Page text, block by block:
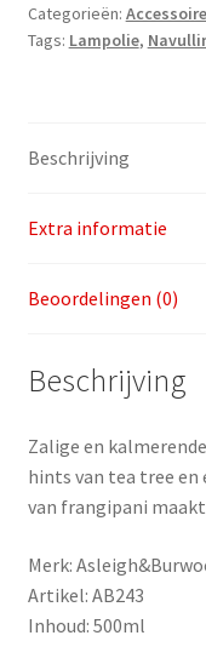
aantal
Categorieën:
Tags: Lampolie,
Beschrijving
Extra informatie
Beoordelingen (0)
Beschrijving
Zalige en
hints van tea tree en
van frangipani
Merk:
Artikel: AB243
Inhoud: 500ml